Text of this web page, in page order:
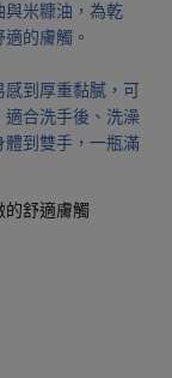
與米糠油，為乾
的膚觸。
感到厚重黏膩，可
合洗手後、洗澡
到雙手，一瓶滿
的舒適膚觸